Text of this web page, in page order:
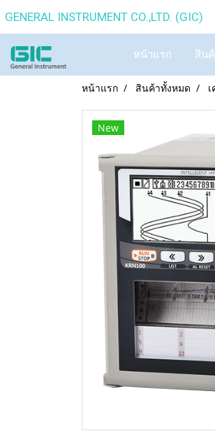
GENERAL
หน้าแรก สิน
หน้าแรก สินค้าทั้งหมด
New